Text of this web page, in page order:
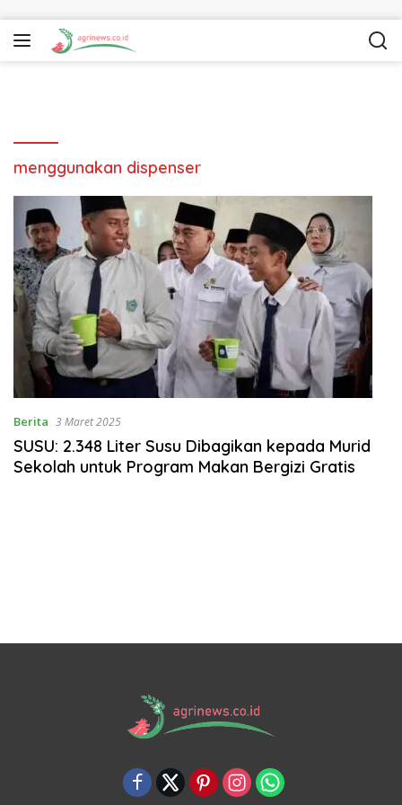
menggunakan dispenser
Berita 3 Maret 2025
SUSU: 2.348 Liter Susu Dibagikan kepada Murid
Sekolah untuk Program Makan Bergizi Gratis